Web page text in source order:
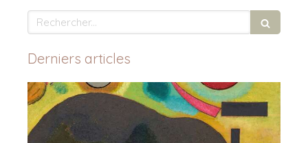
Rechercher
Derniers articles